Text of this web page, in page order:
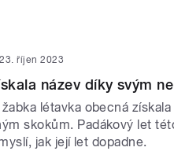
23. říjen 2023
název díky svým
létavka obecná
skokům. Padákový let
jak její let dopadne.